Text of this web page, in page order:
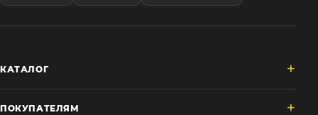
КАТАЛОГ
ПОКУПАТЕЛЯМ